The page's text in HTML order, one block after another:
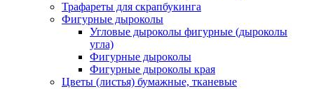
Трафареты для скрапбукинга
Фигурные дыроколы
Угловые дыроколы фигурные (дыроколы
угла)
Фигурные дыроколы
Фигурные дыроколы края
Цветы (листья) бумажные, тканевые